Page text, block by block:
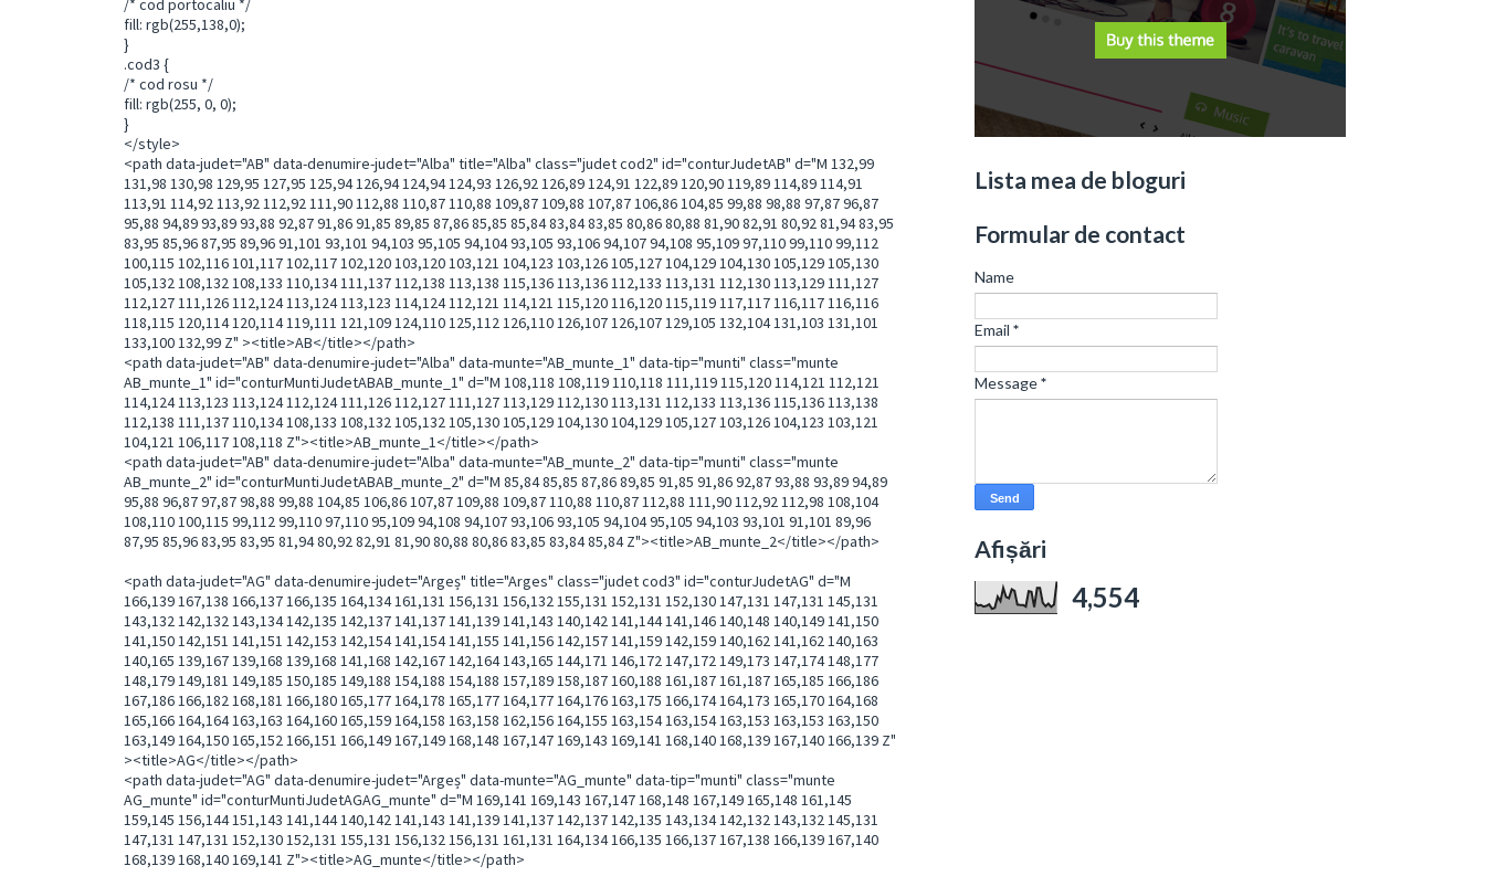
/* cod portocaliu */
fill: rgb(255,138,0);
}
.cod3 {
/* cod rosu */
fill: rgb(255, 0, 0);
}
</style>
<path data-judet="AB" data-denumire-judet="Alba" title="Alba" class="judet cod2" id="conturJudetAB" d="M 132,99
131,98 130,98 129,95 127,95 125,94 126,94 124,94 124,93 126,92 126,89 124,91 122,89 120,90 119,89 114,89 114,91
113,91 114,92 113,92 112,92 111,90 112,88 110,87 110,88 109,87 109,88 107,87 106,86 104,85 99,88 98,88 97,87 96,87
95,88 94,89 93,89 93,88 92,87 91,86 91,85 89,85 87,86 85,85 85,84 83,84 83,85 80,86 80,88 81,90 82,91 80,92 81,94 83,95
83,95 85,96 87,95 89,96 91,101 93,101 94,103 95,105 94,104 93,105 93,106 94,107 94,108 95,109 97,110 99,110 99,112
100,115 102,116 101,117 102,117 102,120 103,120 103,121 104,123 103,126 105,127 104,129 104,130 105,129 105,130
105,132 108,132 108,133 110,134 111,137 112,138 113,138 115,136 113,136 112,133 113,131 112,130 113,129 111,127
112,127 111,126 112,124 113,124 113,123 114,124 112,121 114,121 115,120 116,120 115,119 117,117 116,117 116,116
118,115 120,114 120,114 119,111 121,109 124,110 125,112 126,110 126,107 126,107 129,105 132,104 131,103 131,101
133,100 132,99 Z" ><title>AB</title></path>
<path data-judet="AB" data-denumire-judet="Alba" data-munte="AB_munte_1" data-tip="munti" class="munte
AB_munte_1" id="conturMuntiJudetABAB_munte_1" d="M 108,118 108,119 110,118 111,119 115,120 114,121 112,121
114,124 113,123 113,124 112,124 111,126 112,127 111,127 113,129 112,130 113,131 112,133 113,136 115,136 113,138
112,138 111,137 110,134 108,133 108,132 105,132 105,130 105,129 104,130 104,129 105,127 103,126 104,123 103,121
104,121 106,117 108,118 Z"><title>AB_munte_1</title></path>
<path data-judet="AB" data-denumire-judet="Alba" data-munte="AB_munte_2" data-tip="munti" class="munte
AB_munte_2" id="conturMuntiJudetABAB_munte_2" d="M 85,84 85,85 87,86 89,85 91,85 91,86 92,87 93,88 93,89 94,89
95,88 96,87 97,87 98,88 99,88 104,85 106,86 107,87 109,88 109,87 110,88 110,87 112,88 111,90 112,92 112,98 108,104
108,110 100,115 99,112 99,110 97,110 95,109 94,108 94,107 93,106 93,105 94,104 95,105 94,103 93,101 91,101 89,96
87,95 85,96 83,95 83,95 81,94 80,92 82,91 81,90 80,88 80,86 83,85 83,84 85,84 Z"><title>AB_munte_2</title></path>
<path data-judet="AG" data-denumire-judet="Argeș" title="Arges" class="judet cod3" id="conturJudetAG" d="M
166,139 167,138 166,137 166,135 164,134 161,131 156,131 156,132 155,131 152,131 152,130 147,131 147,131 145,131
143,132 142,132 143,134 142,135 142,137 141,137 141,139 141,143 140,142 141,144 141,146 140,148 140,149 141,150
141,150 142,151 141,151 142,153 142,154 141,154 141,155 141,156 142,157 141,159 142,159 140,162 141,162 140,163
140,165 139,167 139,168 139,168 141,168 142,167 142,164 143,165 144,171 146,172 147,172 149,173 147,174 148,177
148,179 149,181 149,185 150,185 149,188 154,188 154,188 157,189 158,187 160,188 161,187 161,187 165,185 166,186
167,186 166,182 168,181 166,180 165,177 164,178 165,177 164,177 164,176 163,175 166,174 164,173 165,170 164,168
165,166 164,164 163,163 164,160 165,159 164,158 163,158 162,156 164,155 163,154 163,154 163,153 163,153 163,150
163,149 164,150 165,152 166,151 166,149 167,149 168,148 167,147 169,143 169,141 168,140 168,139 167,140 166,139 Z"
><title>AG</title></path>
<path data-judet="AG" data-denumire-judet="Argeș" data-munte="AG_munte" data-tip="munti" class="munte
AG_munte" id="conturMuntiJudetAGAG_munte" d="M 169,141 169,143 167,147 168,148 167,149 165,148 161,145
159,145 156,144 151,143 141,144 140,142 141,143 141,139 141,137 142,137 142,135 143,134 142,132 143,132 145,131
147,131 147,131 152,130 152,131 155,131 156,132 156,131 161,131 164,134 166,135 166,137 167,138 166,139 167,140
168,139 168,140 169,141 Z"><title>AG_munte</title></path>
Lista mea de bloguri
Formular de contact
Name
Email *
Message*
Afișări
4,554